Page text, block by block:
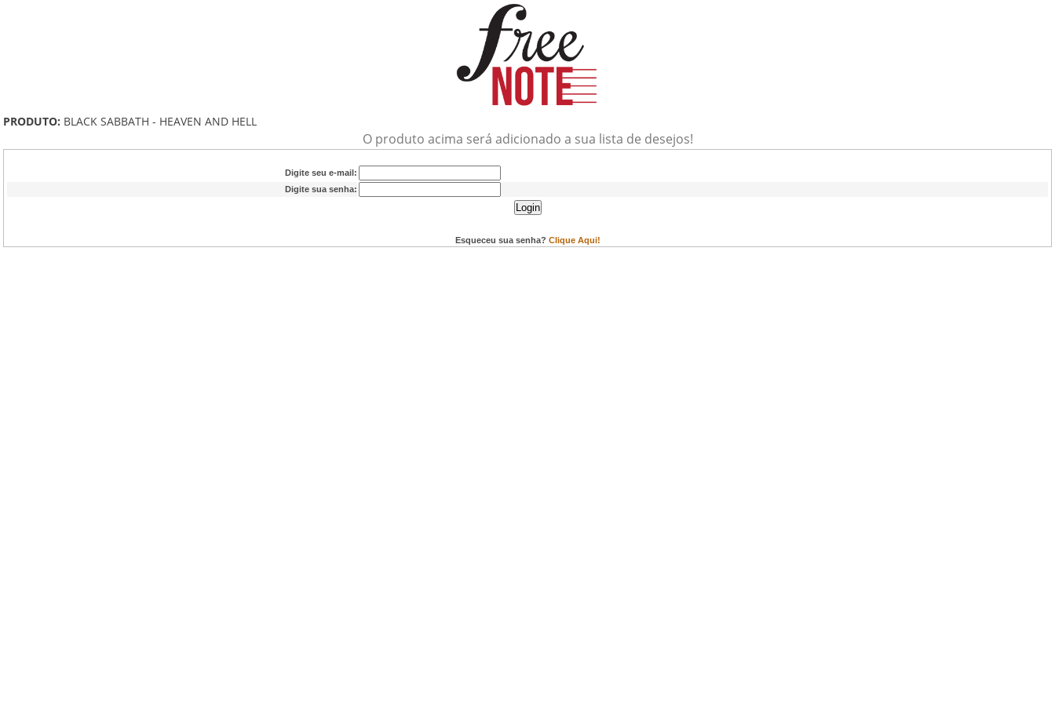
PRODUTO: BLACK SABBATH - HEAVEN AND HELL
O produto acima será adicionado a sua lista de desejos!
Digite seu e-mail:
Digite sua senha:
Login
Esqueceu sua senha? Clique Aqui!